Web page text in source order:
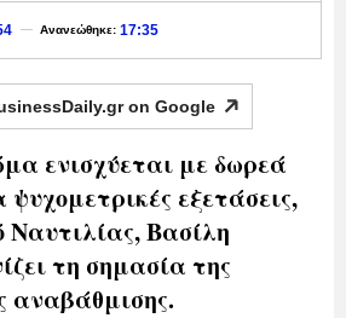
Ανανεώθηκε:17:35
on Google
ενισχύεται με δωρεά
ψυχομετρικές εξετάσεις,
Ναυτιλίας, Βασίλη
τη σημασία της
αναβάθμισης.